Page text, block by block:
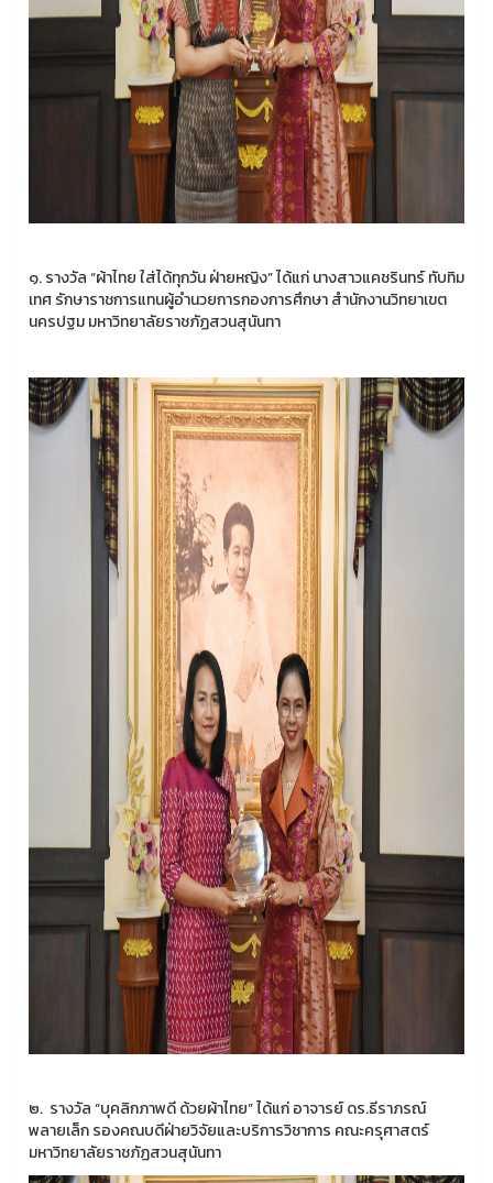
๑. รางวัล “ผ้าไทย ใส่ได้ทุกวัน ฝ่ายหญิง” ได้แก่ นางสาวแคชรินทร์ ทับทิม
เทศ รักษาราชการแทนผู้อำนวยการกองการศึกษา สำนักงานวิทยาเขต
นครปฐม มหาวิทยาลัยราชภัฏสวนสุนันทา
๒. รางวัล “บุคลิกภาพดี ด้วยผ้าไทย” ได้แก่ อาจารย์ ดร.ธีราภรณ์
พลายเล็ก รองคณบดีฝ่ายวิจัยและบริการวิชาการ คณะครุศาสตร์
มหาวิทยาลัยราชภัฏสวนสุนันทา